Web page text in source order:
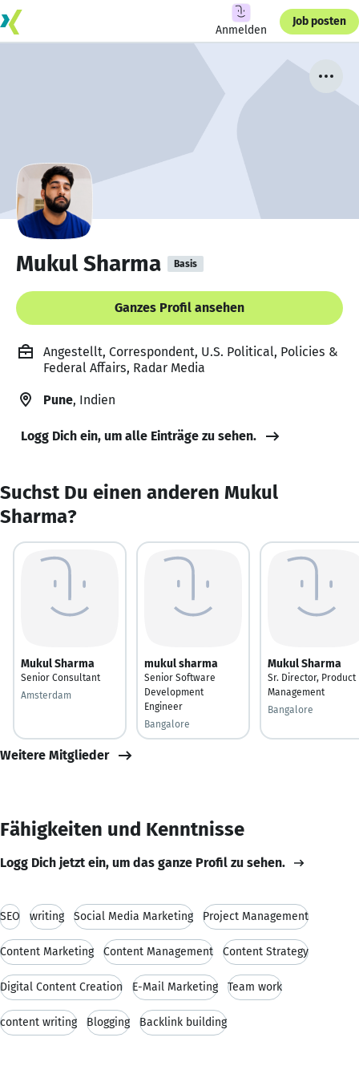
Anmelden
Job posten
Mukul Sharma Basis
Ganzes Profil ansehen
Angestellt, Correspondent, U.S. Political, Policies &
Federal Affairs, Radar Media
Pune, Indien
Logg Dich ein, um alle Einträge zu sehen.
Suchst Du einen anderen Mukul
Sharma?
Mukul Sharma
Senior Consultant
Amsterdam
mukul sharma
Senior Software
Development
Engineer
Bangalore
Mukul Sharma
Sr. Director, Product
Management
Bangalore
Weitere Mitglieder
Fähigkeiten und Kenntnisse
Logg Dich jetzt ein, um das ganze Profil zu sehen.
SEO writing Social Media Marketing Project Management
Content Marketing Content Management Content Strategy
Digital Content Creation E-Mail Marketing Team work
content writing Blogging Backlink building